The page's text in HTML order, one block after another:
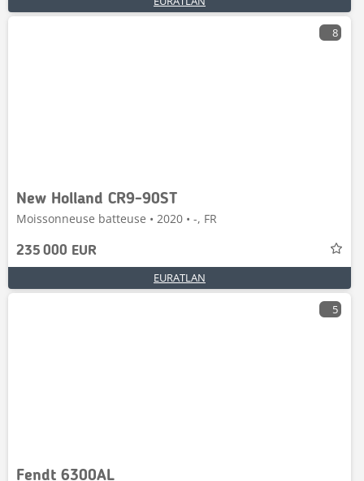
8
New Holland CR9-90ST
Moissonneuse batteuse • 2020 • -, FR
235 000 EUR
EURATLAN
5
Fendt 6300AL